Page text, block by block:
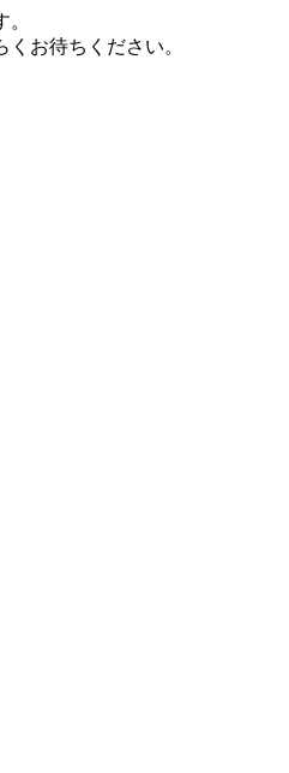
お待ちください。